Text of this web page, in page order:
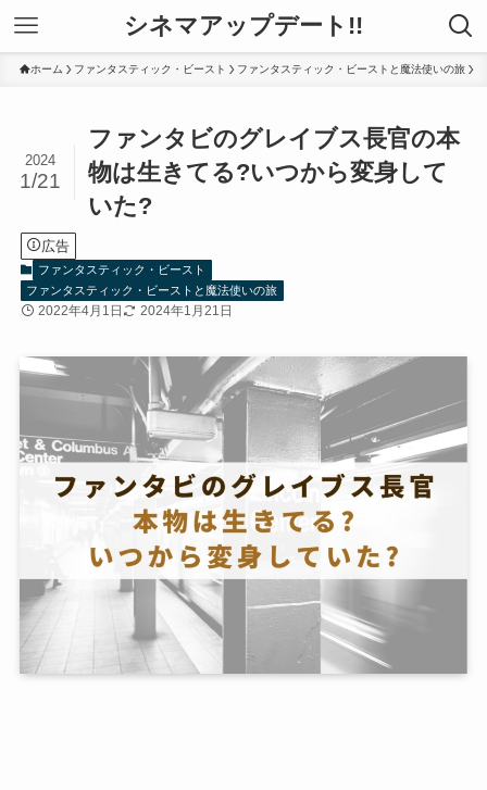
シネマアップデート!!
ホーム ファンタスティック・ビースト ファンタスティック・ビーストと魔法使いの旅
ファンタビのグレイブス長官の本
物は生きてる?いつから変身して
いた?
2024
1/21
広告
ファンタスティック・ビースト
ファンタスティック・ビーストと魔法使いの旅
2022年4月1日 2024年1月21日